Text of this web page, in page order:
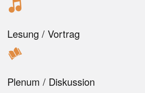
Lesung / Vortrag
Plenum / Diskussion